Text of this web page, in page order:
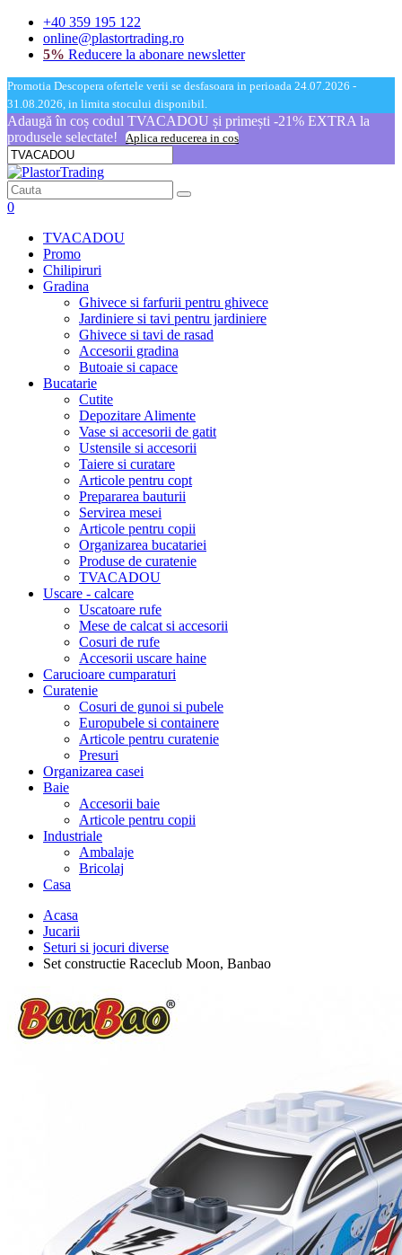
+40 359 195 122
online@plastortrading.ro
5% Reducere la abonare newsletter
Promotia Descopera ofertele verii se desfasoara in perioada 24.07.2026 -
31.08.2026, in limita stocului disponibil.
Adaugă în coș codul TVACADOU și primești -21% EXTRA la
produsele selectate!
Aplica reducerea in cos
0
TVACADOU
Promo
Chilipiruri
Gradina
Ghivece si farfurii pentru ghivece
Jardiniere si tavi pentru jardiniere
Ghivece si tavi de rasad
Accesorii gradina
Butoaie si capace
Bucatarie
Cutite
Depozitare Alimente
Vase si accesorii de gatit
Ustensile si accesorii
Taiere si curatare
Articole pentru copt
Prepararea bauturii
Servirea mesei
Articole pentru copii
Organizarea bucatariei
Produse de curatenie
TVACADOU
Uscare - calcare
Uscatoare rufe
Mese de calcat si accesorii
Cosuri de rufe
Accesorii uscare haine
Carucioare cumparaturi
Curatenie
Cosuri de gunoi si pubele
Europubele si containere
Articole pentru curatenie
Presuri
Organizarea casei
Baie
Accesorii baie
Articole pentru copii
Industriale
Ambalaje
Bricolaj
Casa
Acasa
Jucarii
Seturi si jocuri diverse
Set constructie Raceclub Moon, Banbao